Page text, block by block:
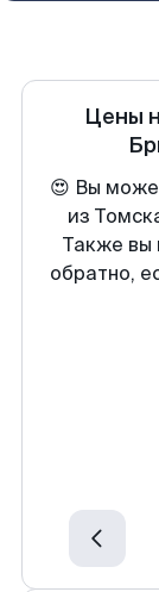
Цены
😍 Вы
из
Также вы
обратно,